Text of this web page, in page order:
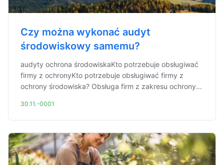
Czy można wykonać audyt
środowiskowy samemu?
audyty ochrona środowiskaKto potrzebuje obsługiwać
firmy z ochronyKto potrzebuje obsługiwać firmy z
ochrony środowiska? Obsługa firm z zakresu ochrony...
30.11.-0001